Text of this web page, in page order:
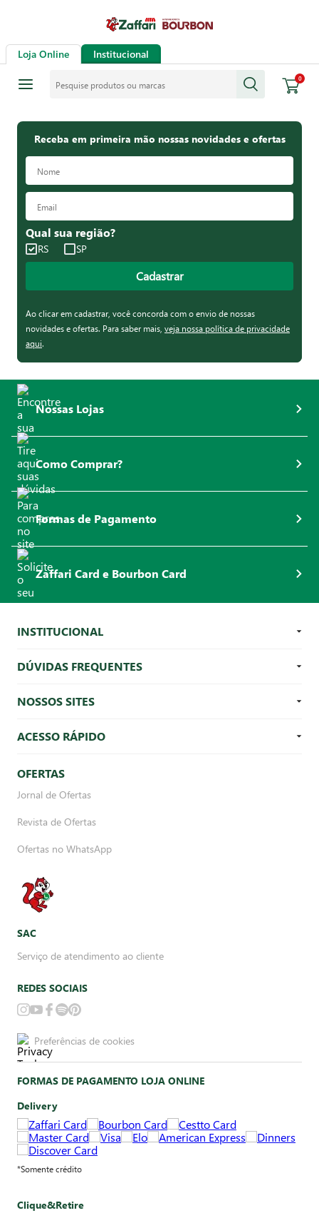
Loja Online Institucional
0
Receba em primeira mão nossas novidades e ofertas
Qual sua região?
RS SP
Cadastrar
Ao clicar em cadastrar, você concorda com o envio de nossas
novidades e ofertas. Para saber mais, veja nossa política de privacidade
aqui.
Nossas Lojas
Como Comprar?
Formas de Pagamento
Zaffari Card e Bourbon Card
INSTITUCIONAL
DÚVIDAS FREQUENTES
NOSSOS SITES
ACESSO RÁPIDO
OFERTAS
Jornal de Ofertas
Revista de Ofertas
Ofertas no WhatsApp
SAC
Serviço de atendimento ao cliente
REDES SOCIAIS
Preferências de cookies
FORMAS DE PAGAMENTO LOJA ONLINE
Delivery
*Somente crédito
Clique&Retire